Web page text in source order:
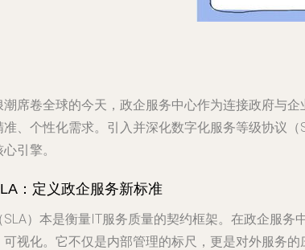
席卷全球的今天，政企服务中心作为连接政府与
、个性化需求。引入并深化数字化服务等级协议
引擎。
：定义政企服务新标准
）本是衡量IT服务质量的契约框架。在政企服
视化。它不仅是内部管理的标尺，更是对外服务的